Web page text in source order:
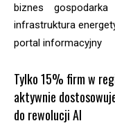
biznes gospodarka
infrastruktura
portal informacyjny
Tylko 15% firm w
aktywnie
do rewolucji AI